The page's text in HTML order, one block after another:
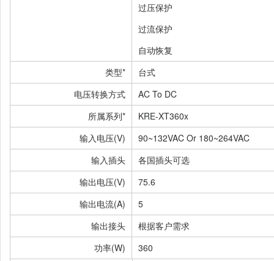
过压保护
过流保护
自动恢复
类型*
台式
电压转换方式
AC To DC
所属系列*
KRE-XT360x
输入电压(V)
90~132VAC Or 180~264VAC
输入插头
各国插头可选
输出电压(V)
75.6
输出电流(A)
5
输出接头
根据客户需求
功率(W)
360